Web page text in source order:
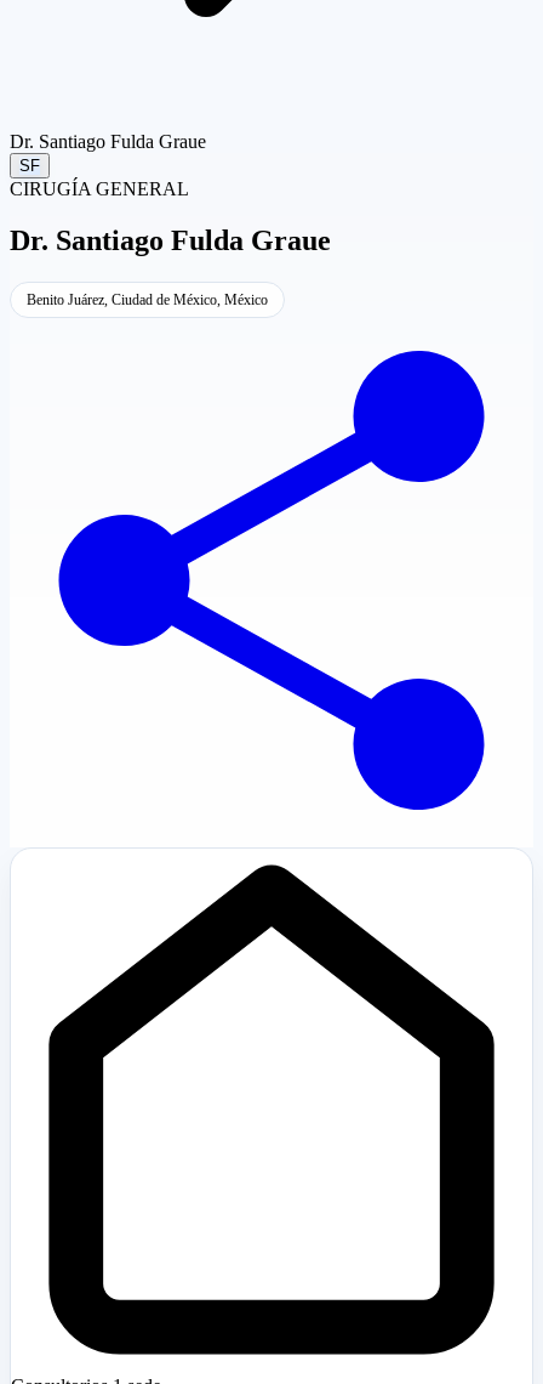
Dr. Santiago Fulda Graue
SF
CIRUGÍA GENERAL
Dr. Santiago Fulda Graue
Benito Juárez, Ciudad de México, México